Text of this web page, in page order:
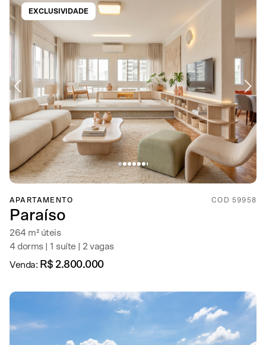
EXCLUSIVIDADE
APARTAMENTO COD 59958
Paraíso
264 m² úteis
4 dorms | 1 suíte | 2 vagas
Venda: R$ 2.800.000